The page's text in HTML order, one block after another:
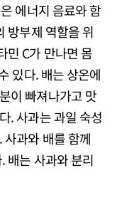
에너지 음료와 함
방부제 역할을 위
민 C가 만나면 몸
있다. 배는 상온에
이 빠져나가고 맛
. 사과는 과일 숙성
과와 배를 함께
배는 사과와 분리